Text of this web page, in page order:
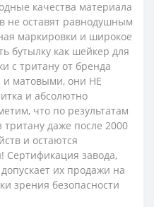
качества материала
не оставят равнодушным
маркировки и широкое
бутылку как шейкер для
с тритану от бренда
матовыми, они НЕ
и абсолютно
что по результатам
тритану даже после 2000
и остаются
завода,
их продажи на
зрения безопасности